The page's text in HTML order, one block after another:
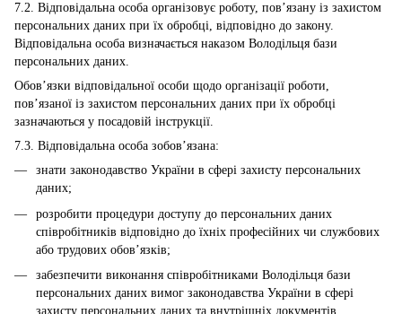
7.2. Відповідальна особа організовує роботу, пов’язану із захистом
персональних даних при їх обробці, відповідно до закону.
Відповідальна особа визначається наказом Володільця бази
персональних даних.
Обов’язки відповідальної особи щодо організації роботи,
пов’язаної із захистом персональних даних при їх обробці
зазначаються у посадовій інструкції.
7.3. Відповідальна особа зобов’язана:
знати законодавство України в сфері захисту персональних
даних;
розробити процедури доступу до персональних даних
співробітників відповідно до їхніх професійних чи службових
або трудових обов’язків;
забезпечити виконання співробітниками Володільця бази
персональних даних вимог законодавства України в сфері
захисту персональних даних та внутрішніх документів,